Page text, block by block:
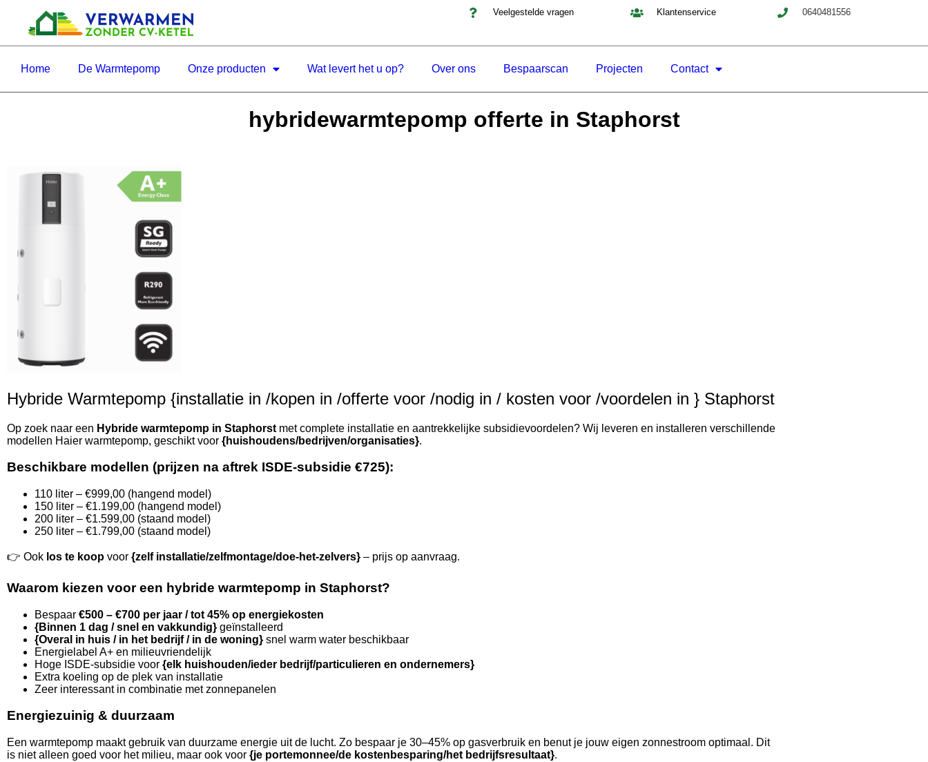
Veelgestelde vragen Klantenservice 0640481556
Home De Warmtepomp Onze producten Wat levert het u op? Over ons Bespaarscan Projecten Contact
hybridewarmtepomp offerte in Staphorst
Hybride Warmtepomp {installatie in /kopen in /offerte voor /nodig in / kosten voor /voordelen in } Staphorst
Op zoek naar een Hybride warmtepomp in Staphorst met complete installatie en aantrekkelijke subsidievoordelen? Wij leveren en installeren verschillende
modellen Haier warmtepomp, geschikt voor {huishoudens/bedrijven/organisaties}.
Beschikbare modellen (prijzen na aftrek ISDE-subsidie €725):
110 liter – €999,00 (hangend model)
150 liter – €1.199,00 (hangend model)
200 liter – €1.599,00 (staand model)
250 liter – €1.799,00 (staand model)
👉 Ook los te koop voor {zelf installatie/zelfmontage/doe-het-zelvers} – prijs op aanvraag.
Waarom kiezen voor een hybride warmtepomp in Staphorst?
Bespaar €500 – €700 per jaar / tot 45% op energiekosten
{Binnen 1 dag / snel en vakkundig} geïnstalleerd
{Overal in huis / in het bedrijf / in de woning} snel warm water beschikbaar
Energielabel A+ en milieuvriendelijk
Hoge ISDE-subsidie voor {elk huishouden/ieder bedrijf/particulieren en ondernemers}
Extra koeling op de plek van installatie
Zeer interessant in combinatie met zonnepanelen
Energiezuinig & duurzaam
Een warmtepomp maakt gebruik van duurzame energie uit de lucht. Zo bespaar je 30–45% op gasverbruik en benut je jouw eigen zonnestroom optimaal. Dit
is niet alleen goed voor het milieu, maar ook voor {je portemonnee/de kostenbesparing/het bedrijfsresultaat}.